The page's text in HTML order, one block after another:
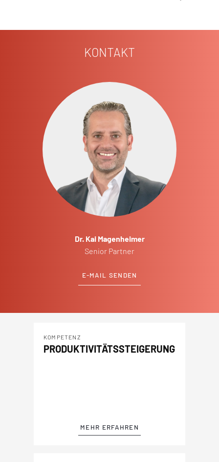
KONTAKT
Dr. Kai Magenheimer
Senior Partner
E-MAIL SENDEN
KOMPETENZ
PRODUKTIVITÄTSSTEIGERUNG
MEHR ERFAHREN